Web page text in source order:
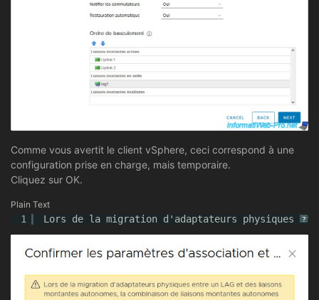
Comme vous avertit le client vSphere, ceci correspond à une
configuration prise en charge, mais temporaire.
Cliquez sur OK.
Plain Text
?
1 Lors de la migration d'adaptateurs physiques